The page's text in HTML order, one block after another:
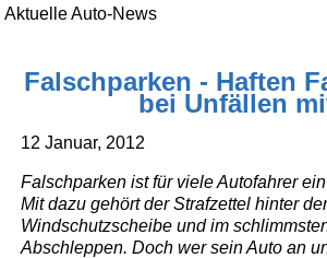
Aktuelle Auto-News
Falschparken - Haften
bei Unfällen
12 Januar, 2012
Falschparken ist für viele Autofahrer
Mit dazu gehört der Strafzettel hinter
Windschutzscheibe und im
Abschleppen. Doch wer sein Auto an